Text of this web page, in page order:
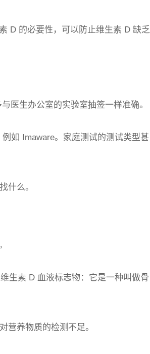
D 的必要性，可以防止维生素 D 缺乏
医生办公室的实验室抽签一样准确。
如 Imaware。家庭测试的测试类型甚
什么。
生素 D 血液标志物：它是一种叫做骨
营养物质的检测不足。